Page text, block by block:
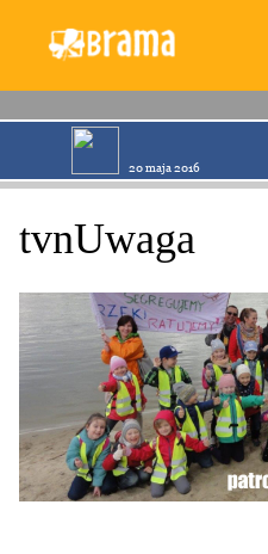
20 maja 2016
tvnUwaga